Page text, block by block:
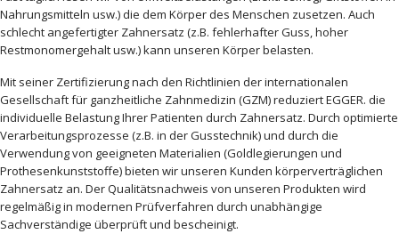
Nahrungsmitteln usw.) die dem Körper des Menschen zusetzen. Auch
schlecht angefertigter Zahnersatz (z.B. fehlerhafter Guss, hoher
Restmonomergehalt usw.) kann unseren Körper belasten.
Mit seiner Zertifizierung nach den Richtlinien der internationalen
Gesellschaft für ganzheitliche Zahnmedizin (GZM) reduziert EGGER. die
individuelle Belastung Ihrer Patienten durch Zahnersatz. Durch optimierte
Verarbeitungsprozesse (z.B. in der Gusstechnik) und durch die
Verwendung von geeigneten Materialien (Goldlegierungen und
Prothesenkunststoffe) bieten wir unseren Kunden körperverträglichen
Zahnersatz an. Der Qualitätsnachweis von unseren Produkten wird
regelmäßig in modernen Prüfverfahren durch unabhängige
Sachverständige überprüft und bescheinigt.